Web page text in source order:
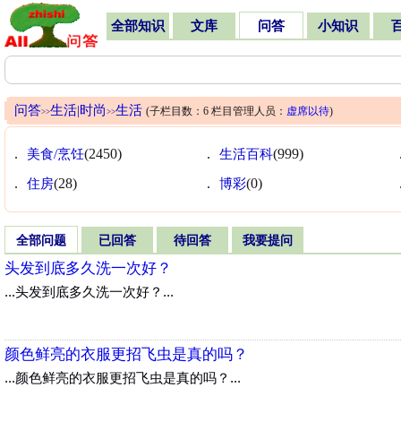
全部知识 文库 问答 小知识
问答>>生活|时尚 >>生活 (子栏目数：6 栏目管理人员： 虚席以待)
. 美食/烹饪(2450) . 生活百科(999)
. 住房(28) . 博彩(0)
全部问题 已回答 待回答 我要提问
头发到底多久洗一次好？
...头发到底多久洗一次好？...
颜色鲜亮的衣服更招飞虫是真的吗？
...颜色鲜亮的衣服更招飞虫是真的吗？...